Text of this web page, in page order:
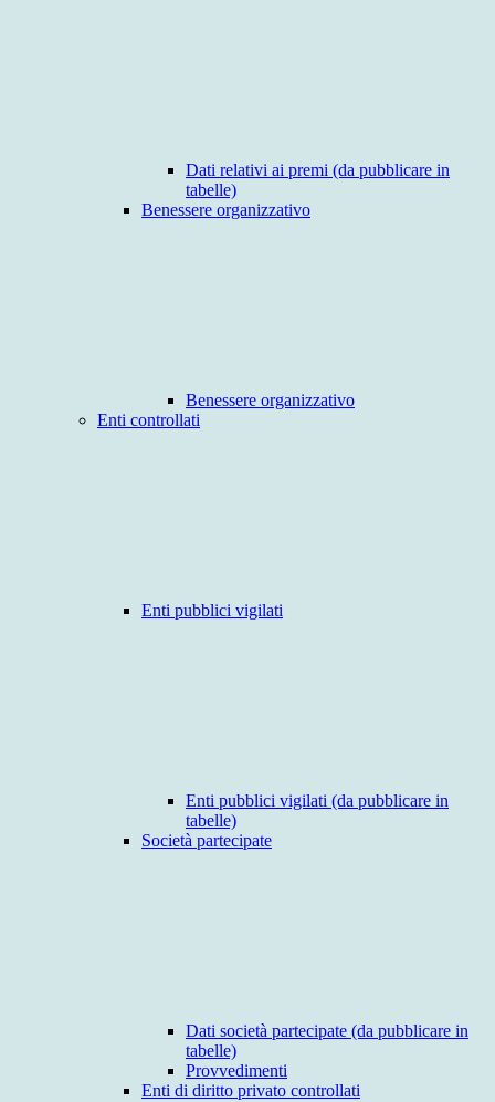
Dati relativi ai premi (da pubblicare in
tabelle)
Benessere organizzativo
Benessere organizzativo
Enti controllati
Enti pubblici vigilati
Enti pubblici vigilati (da pubblicare in
tabelle)
Società partecipate
Dati società partecipate (da pubblicare in
tabelle)
Provvedimenti
Enti di diritto privato controllati